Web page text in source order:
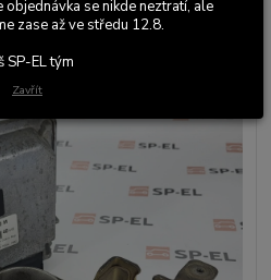
objednávka se nikde neztratí, ale
zase až ve středu 12.8.
SP-EL tým
Zavřít